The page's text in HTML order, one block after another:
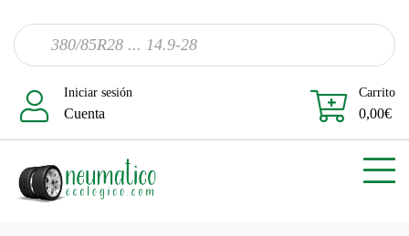
Iniciar sesión
Cuenta
Carrito
0,00€